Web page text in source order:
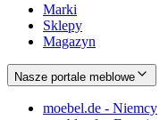
Marki
Sklepy
Magazyn
Nasze portale meblowe
moebel.de - Niemcy